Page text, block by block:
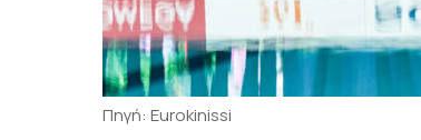
Πηγή: Eurokinissi